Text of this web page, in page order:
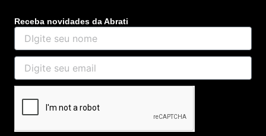
Receba novidades da Abrati
DIgite
seu
nome
Digite
seu
email